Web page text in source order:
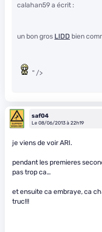
calahan59 a écrit :
un bon gros LIDD bien
" />
saf04
Le 08/06/2013 à 22h19
je viens de voir ARI.
pendant les premieres
pas trop ca…
et ensuite ca embraye, ca
truc!!!